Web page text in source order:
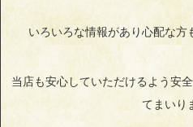
いろいろな情報があり心配な方
当店も安心していただけるよう安
てまいり